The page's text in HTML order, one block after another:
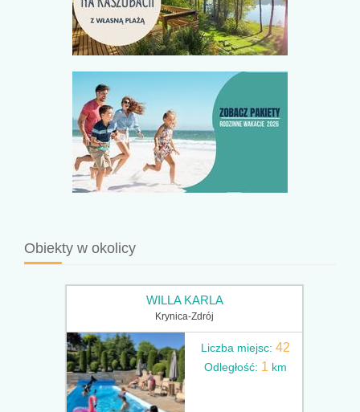
Obiekty w okolicy
WILLA KARLA
Krynica-Zdrój
Liczba miejsc:42
Odległość: 1 km